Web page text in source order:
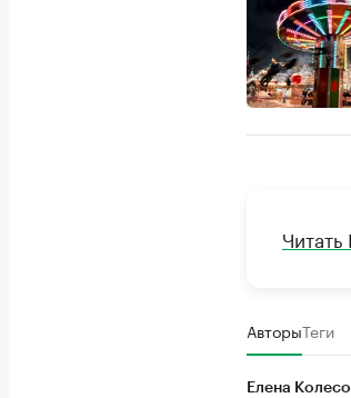
АвторыТеги
Елена